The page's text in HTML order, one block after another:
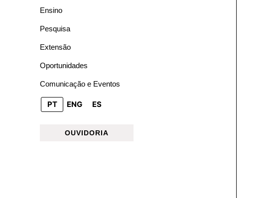
Ensino
Pesquisa
Extensão
Oportunidades
Comunicação e Eventos
PT ENG ES
OUVIDORIA